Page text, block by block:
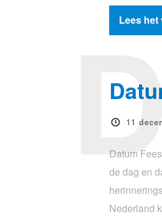
Lees
11
Datum
de dag en
Nederland